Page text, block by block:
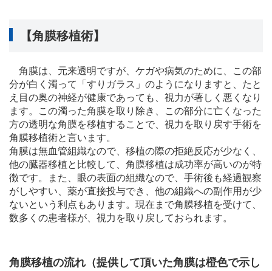
【角膜移植術】
角膜は、元来透明ですが、ケガや病気のために、この部
分が白く濁って「すりガラス」のようになりますと、たと
え目の奥の神経が健康であっても、視力が著しく悪くなり
ます。この濁った角膜を取り除き、この部分に亡くなった
方の透明な角膜を移植することで、視力を取り戻す手術を
角膜移植術と言います。
角膜は無血管組織なので、移植の際の拒絶反応が少なく、
他の臓器移植と比較して、角膜移植は成功率が高いのが特
徴です。また、眼の表面の組織なので、手術後も経過観察
がしやすい、薬が直接投与でき、他の組織への副作用が少
ないという利点もあります。現在まで角膜移植を受けて、
数多くの患者様が、視力を取り戻しておられます。
角膜移植の流れ（提供して頂いた角膜は橙色で示し